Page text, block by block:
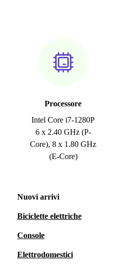
Processore
Intel Core i7-1280P
6 x 2.40 GHz (P-
Core), 8 x 1.80 GHz
(E-Core)
Nuovi arrivi
Biciclette elettriche
Console
Elettrodomestici